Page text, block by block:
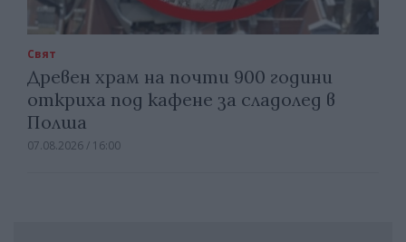
Свят
Древен храм на почти 900 години
откриха под кафене за сладолед в
Полша
07.08.2026 / 16:00